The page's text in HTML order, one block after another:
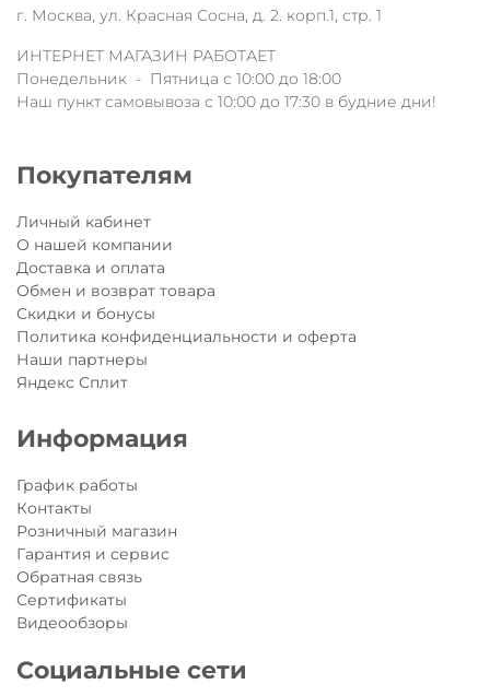
г. Москва, ул. Красная Сосна, д. 2. корп.1, стр. 1
ИНТЕРНЕТ МАГАЗИН РАБОТАЕТ
Понедельник - Пятница с 10:00 до 18:00
Наш пункт самовывоза с 10:00 до 17:30 в будние дни!
Покупателям
Личный кабинет
О нашей компании
Доставка и оплата
Обмен и возврат товара
Скидки и бонусы
Политика конфиденциальности и оферта
Наши партнеры
Яндекс Сплит
Информация
График работы
Контакты
Розничный магазин
Гарантия и сервис
Обратная связь
Сертификаты
Видеообзоры
Социальные сети